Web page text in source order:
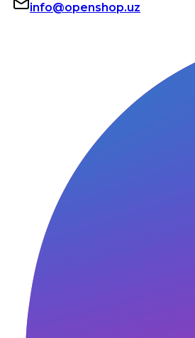
info@openshop.uz